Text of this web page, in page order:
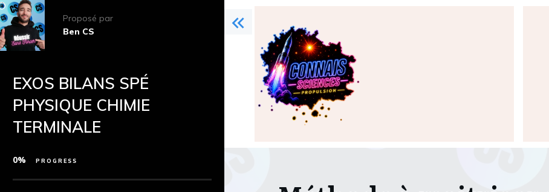
Proposé par
Ben CS
EXOS BILANS SPÉ
PHYSIQUE CHIMIE
TERMINALE
0% PROGRESS